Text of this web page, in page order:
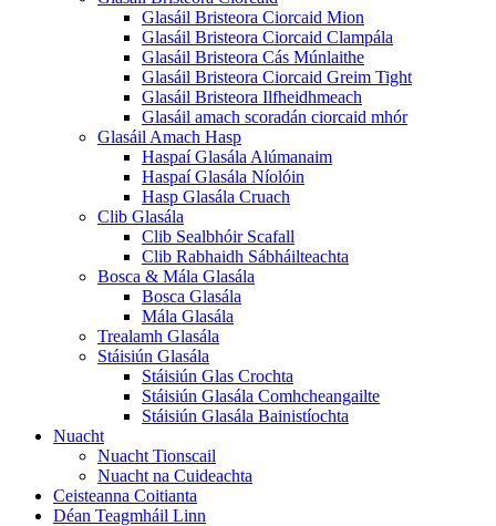
Glasáil Bristeora Ciorcaid Mion
Glasáil Bristeora Ciorcaid Clampála
Glasáil Bristeora Cás Múnlaithe
Glasáil Bristeora Ciorcaid Greim Tight
Glasáil Bristeora Ilfheidhmeach
Glasáil amach scoradán ciorcaid mhór
Glasáil Amach Hasp
Haspaí Glasála Alúmanaim
Haspaí Glasála Níolóin
Hasp Glasála Cruach
Clib Glasála
Clib Sealbhóir Scafall
Clib Rabhaidh Sábháilteachta
Bosca & Mála Glasála
Bosca Glasála
Mála Glasála
Trealamh Glasála
Stáisiún Glasála
Stáisiún Glas Crochta
Stáisiún Glasála Comhcheangailte
Stáisiún Glasála Bainistíochta
Nuacht
Nuacht Tionscail
Nuacht na Cuideachta
Ceisteanna Coitianta
Déan Teagmháil Linn